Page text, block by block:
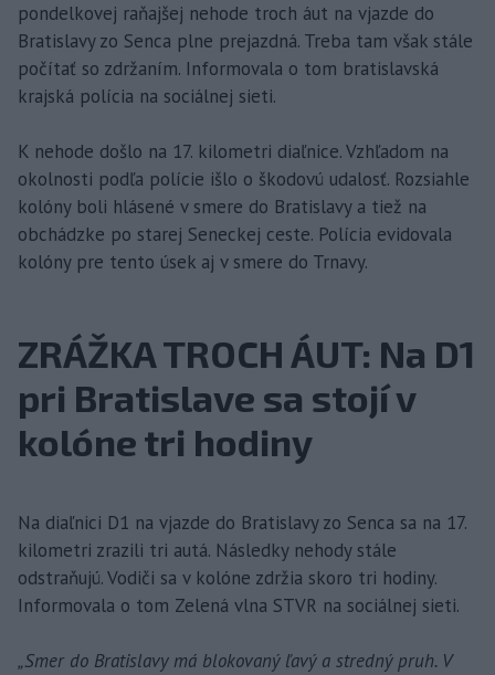
pondelkovej raňajšej nehode troch áut na vjazde do
Bratislavy zo Senca plne prejazdná. Treba tam však stále
počítať so zdržaním. Informovala o tom bratislavská
krajská polícia na sociálnej sieti.
K nehode došlo na 17. kilometri diaľnice. Vzhľadom na
okolnosti podľa polície išlo o škodovú udalosť. Rozsiahle
kolóny boli hlásené v smere do Bratislavy a tiež na
obchádzke po starej Seneckej ceste. Polícia evidovala
kolóny pre tento úsek aj v smere do Trnavy.
ZRÁŽKA TROCH ÁUT: Na D1
pri Bratislave sa stojí v
kolóne tri hodiny
Na diaľnici D1 na vjazde do Bratislavy zo Senca sa na 17.
kilometri zrazili tri autá. Následky nehody stále
odstraňujú. Vodiči sa v kolóne zdržia skoro tri hodiny.
Informovala o tom Zelená vlna STVR na sociálnej sieti.
„Smer do Bratislavy má blokovaný ľavý a stredný pruh. V